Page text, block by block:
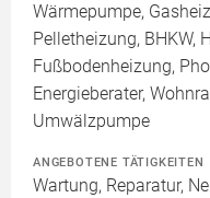
Wärmepumpe,
Pelletheizung, BHKW,
Fußbodenheizung,
Energieberater,
Umwälzpumpe
ANGEBOTENE TÄTIGKEITEN
Wartung, Reparatur,